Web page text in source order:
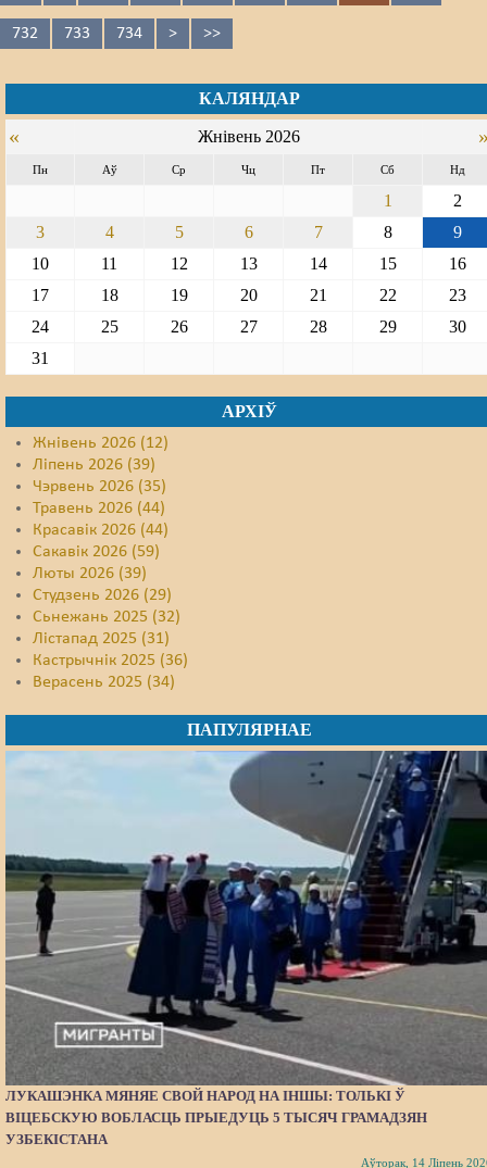
732 733 734 > >>
КАЛЯНДАР
« Жнівень 2026
Пн Аў Ср Чц Пт Сб Нд
1
2
3
4 5 6 7 8
9
10
11 12 13 14 15
16
17
18 19 20 21 22
23
24
25 26 27 28 29
30
31
АРХІЎ
Жнівень 2026 (12)
Ліпень 2026 (39)
Чэрвень 2026 (35)
Травень 2026 (44)
Красавік 2026 (44)
Сакавік 2026 (59)
Люты 2026 (39)
Студзень 2026 (29)
Сьнежань 2025 (32)
Лістапад 2025 (31)
Кастрычнік 2025 (36)
Верасень 2025 (34)
ПАПУЛЯРНАЕ
ЛУКАШЭНКА МЯНЯЕ СВОЙ НАРОД НА ІНШЫ: ТОЛЬКІ Ў
ВІЦЕБСКУЮ ВОБЛАСЦЬ ПРЫЕДУЦЬ 5 ТЫСЯЧ ГРАМАДЗЯН
УЗБЕКІСТАНА
Аўторак, 14 Ліпень